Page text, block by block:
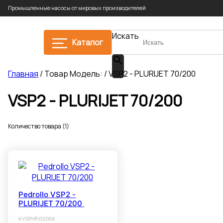
Промышленные насосы от мировых производителей
Каталог
Искать
Главная / Товар Модель: / VSP2 - PLURIJET 70/200
VSP2 - PLURIJET 70/200
Количество товара (1)
Pedrollo VSP2 -
PLURIJET 70/200
KVSPHPJ3200A